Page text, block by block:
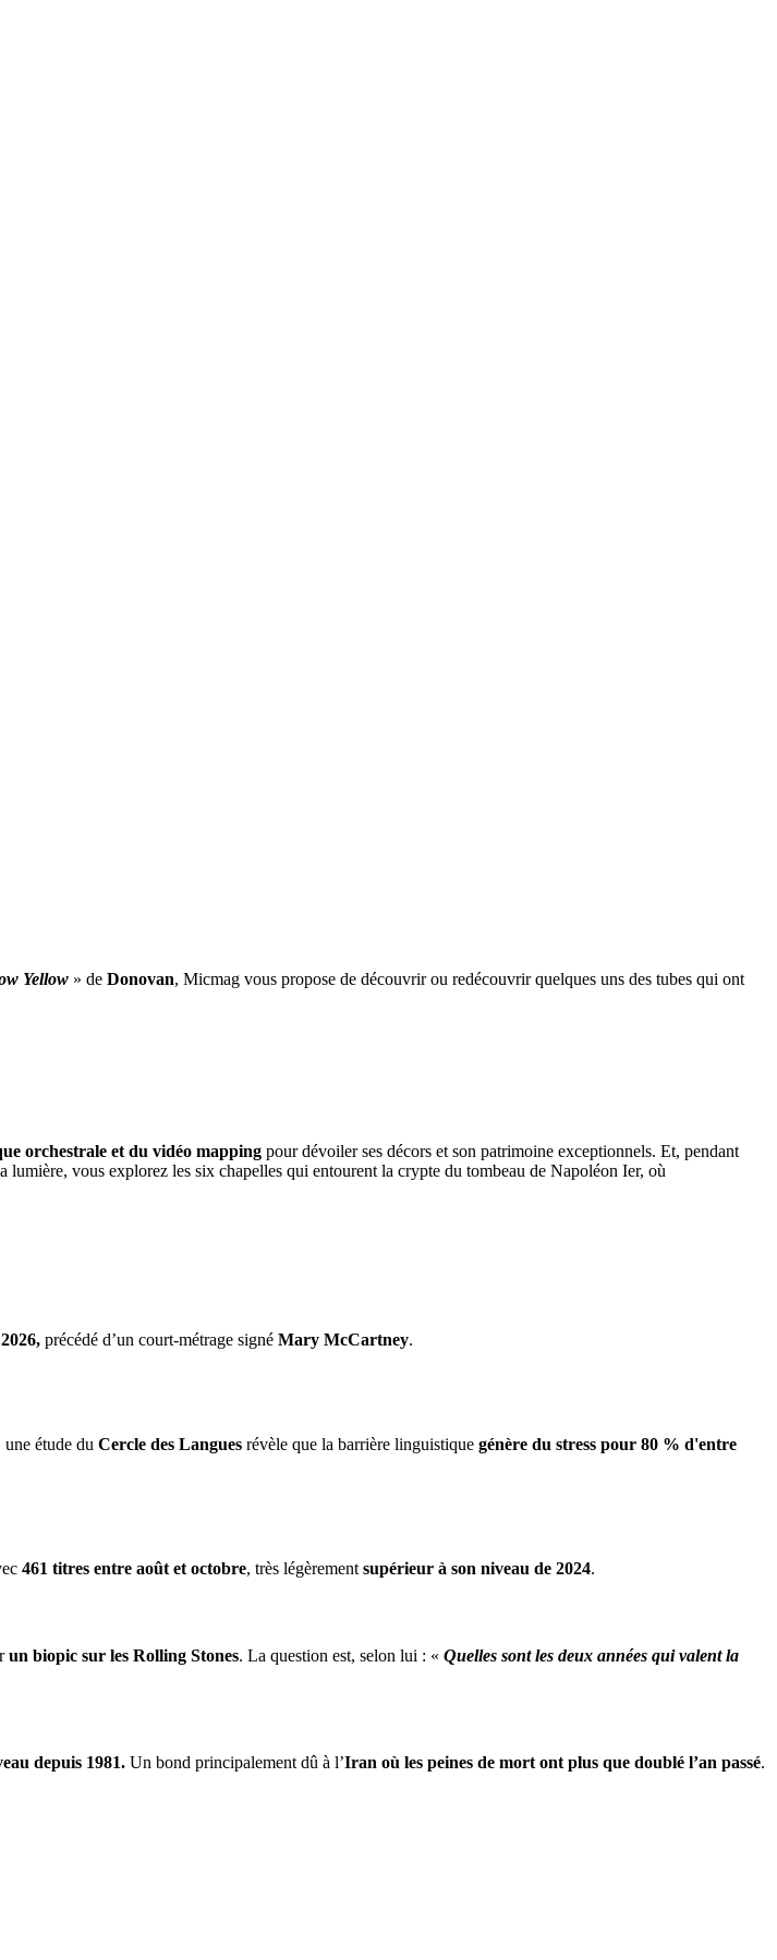
Yellow » de Donovan, Micmag vous propose de découvrir ou redécouvrir quelques uns des tubes qui ont
orchestrale et du vidéo mapping pour dévoiler ses décors et son patrimoine exceptionnels. Et, pendant
lumière, vous explorez les six chapelles qui entourent la crypte du tombeau de Napoléon Ier, où
précédé d’un court-métrage signé Mary McCartney.
une étude du Cercle des Langues révèle que la barrière linguistique génère du stress pour 80 % d'entre
461 titres entre août et octobre, très légèrement supérieur à son niveau de 2024.
un biopic sur les Rolling Stones. La question est, selon lui : « Quelles sont les deux années qui valent la
depuis 1981. Un bond principalement dû à l’Iran où les peines de mort ont plus que doublé l’an passé.